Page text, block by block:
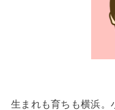
生まれも育ちも横浜。